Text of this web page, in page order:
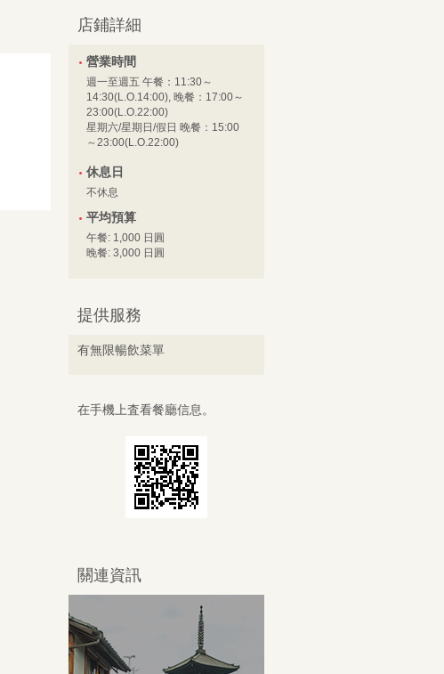
店鋪詳細
營業時間
週一至週五 午餐：11:30～
14:30(L.O.14:00), 晚餐：17:00～
23:00(L.O.22:00)
星期六/星期日/假日 晚餐：15:00
～23:00(L.O.22:00)
休息日
不休息
平均預算
午餐: 1,000 日圓
晚餐: 3,000 日圓
提供服務
有無限暢飲菜單
在手機上査看餐廳信息。
關連資訊